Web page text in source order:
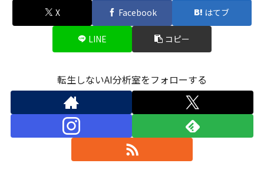
X Facebook はてブ
LINE コピー
転生しないAI分析室をフォローする